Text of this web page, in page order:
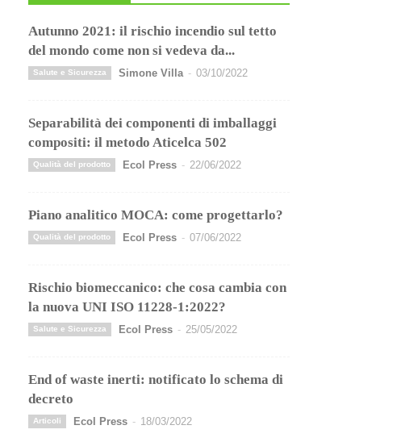
Autunno 2021: il rischio incendio sul tetto
del mondo come non si vedeva da...
Salute e Sicurezza Simone Villa - 03/10/2022
Separabilità dei componenti di imballaggi
compositi: il metodo Aticelca 502
Qualità del prodotto Ecol Press - 22/06/2022
Piano analitico MOCA: come progettarlo?
Qualità del prodotto Ecol Press - 07/06/2022
Rischio biomeccanico: che cosa cambia con
la nuova UNI ISO 11228-1:2022?
Salute e Sicurezza Ecol Press - 25/05/2022
End of waste inerti: notificato lo schema di
decreto
Articoli Ecol Press - 18/03/2022